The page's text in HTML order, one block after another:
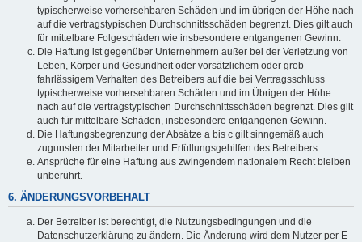
typischerweise vorhersehbaren Schäden und im übrigen der Höhe nach
auf die vertragstypischen Durchschnittsschäden begrenzt. Dies gilt auch
für mittelbare Folgeschäden wie insbesondere entgangenen Gewinn.
Die Haftung ist gegenüber Unternehmern außer bei der Verletzung von
Leben, Körper und Gesundheit oder vorsätzlichem oder grob
fahrlässigem Verhalten des Betreibers auf die bei Vertragsschluss
typischerweise vorhersehbaren Schäden und im Übrigen der Höhe
nach auf die vertragstypischen Durchschnittsschäden begrenzt. Dies gilt
auch für mittelbare Schäden, insbesondere entgangenen Gewinn.
Die Haftungsbegrenzung der Absätze a bis c gilt sinngemäß auch
zugunsten der Mitarbeiter und Erfüllungsgehilfen des Betreibers.
Ansprüche für eine Haftung aus zwingendem nationalem Recht bleiben
unberührt.
6. ÄNDERUNGSVORBEHALT
Der Betreiber ist berechtigt, die Nutzungsbedingungen und die
Datenschutzerklärung zu ändern. Die Änderung wird dem Nutzer per E-